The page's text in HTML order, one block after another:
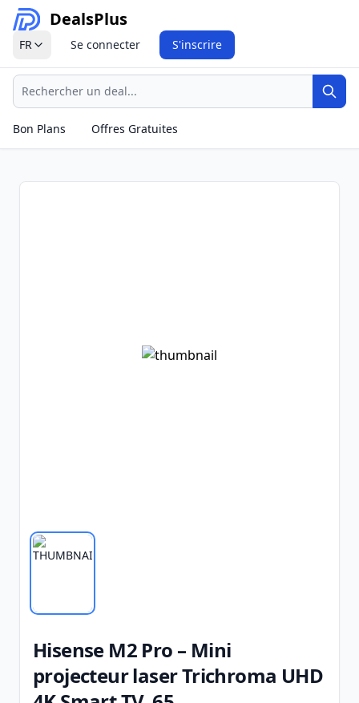
DealsPlus
FR Se connecter S'inscrire
Recherche
Bon Plans
Offres Gratuites
Hisense M2 Pro – Mini
projecteur laser Trichroma UHD